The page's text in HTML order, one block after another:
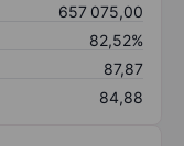
657 075,00
82,52%
87,87
84,88